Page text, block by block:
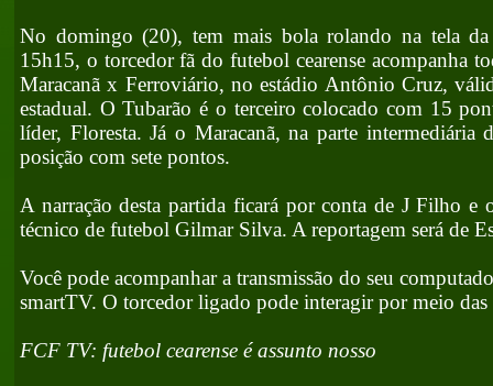
No domingo (20), tem mais bola rolando na tela
15h15, o torcedor fã do futebol cearense acompanha
Maracanã x Ferroviário, no estádio Antônio Cruz,
estadual. O Tubarão é o terceiro colocado com 15
líder, Floresta. Já o Maracanã, na parte intermediária
posição com sete pontos.
A narração desta partida ficará por conta de J Filho e
técnico de futebol Gilmar Silva. A reportagem será de
Você pode acompanhar a transmissão do seu
smartTV. O torcedor ligado pode interagir por meio das
FCF TV: futebol cearense é assunto nosso